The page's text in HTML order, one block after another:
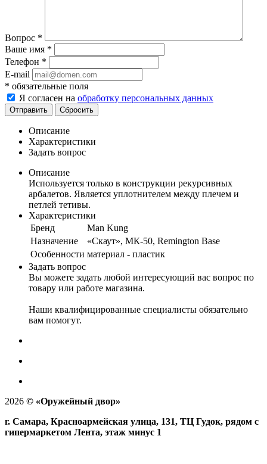
Вопрос *
Ваше имя *
Телефон *
E-mail
* обязательные поля
Я согласен на обработку персональных данных
Сбросить
Описание
Характеристики
Задать вопрос
Описание
Используется только в конструкции рекурсивных
арбалетов. Является уплотнителем между плечем и
петлей тетивы.
Характеристики
Бренд
Man Kung
Назначение
«Скаут», МК-50, Remington Base
Особенности материал - пластик
Задать вопрос
Вы можете задать любой интересующий вас вопрос по
товару или работе магазина.
Наши квалифицированные специалисты обязательно
вам помогут.
2026 © «Оружейный двор»
г. Самара, Красноармейская улица, 131, ТЦ Гудок, рядом с
гипермаркетом Лента, этаж минус 1